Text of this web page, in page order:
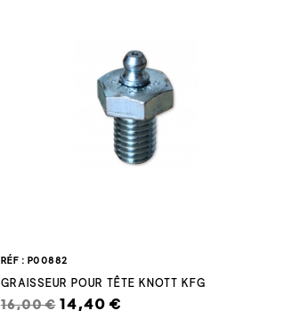
RÉF : P00882
GRAISSEUR POUR TÊTE KNOTT KFG
16,00 € 14,40 €